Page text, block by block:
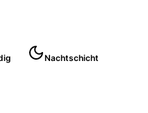
Nachtschicht